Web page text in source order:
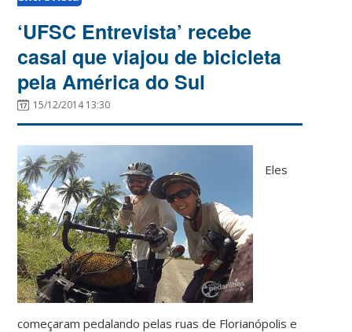
‘UFSC Entrevista’ recebe
casal que viajou de bicicleta
pela América do Sul
15/12/2014 13:30
Eles
começaram pedalando pelas ruas de Florianópolis e